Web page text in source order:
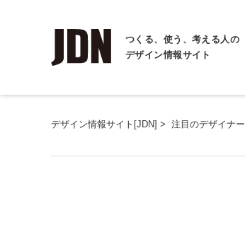
つくる、使う、考える人の
デザイン情報サイト
デザイン情報サイト[JDN] > 注目のデザイナー